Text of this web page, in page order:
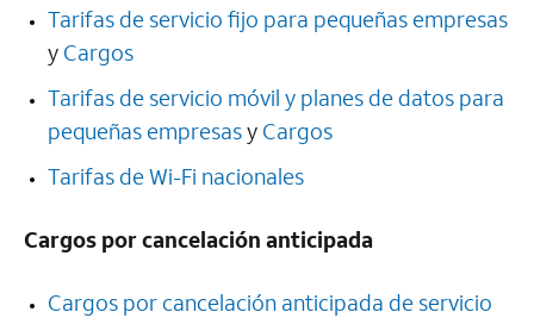
Tarifas de servicio fijo para pequeñas empresas
y Cargos
Tarifas de servicio móvil y planes de datos para
pequeñas empresasy Cargos
Tarifas deWi-Fi nacionales
Cargos por cancelación anticipada
Cargos por cancelación anticipada de servicio